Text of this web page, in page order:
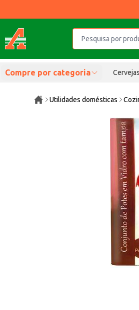
Compre por categoria Cervejas
Utilidades domésticas